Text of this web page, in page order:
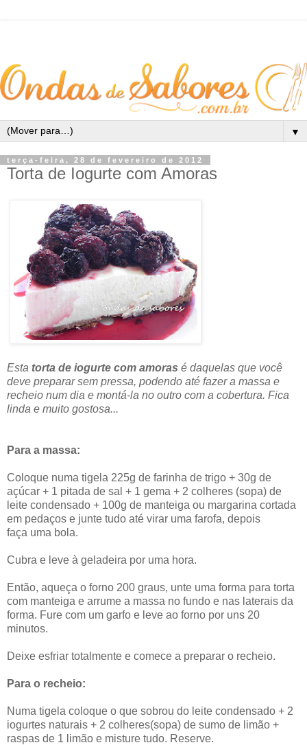
▼
terça-feira, 28 de fevereiro de 2012
Torta de Iogurte com Amoras
Esta torta de iogurte com amoras é daquelas que você
deve preparar sem pressa, podendo até fazer a massa e
recheio num dia e montá-la no outro com a cobertura. Fica
linda e muito gostosa...
Para a massa:
Coloque numa tigela 225g de farinha de trigo + 30g de
açúcar + 1 pitada de sal + 1 gema + 2 colheres (sopa) de
leite condensado + 100g de manteiga ou margarina cortada
em pedaços e junte tudo até virar uma farofa, depois
faça uma bola.
Cubra e leve à geladeira por uma hora.
Então, aqueça o forno 200 graus, unte uma forma para torta
com manteiga e arrume a massa no fundo e nas laterais da
forma. Fure com um garfo e leve ao forno por uns 20
minutos.
Deixe esfriar totalmente e comece a preparar o recheio.
Para o recheio:
Numa tigela coloque o que sobrou do leite condensado + 2
iogurtes naturais + 2 colheres(sopa) de sumo de limão +
raspas de 1 limão e misture tudo. Reserve.